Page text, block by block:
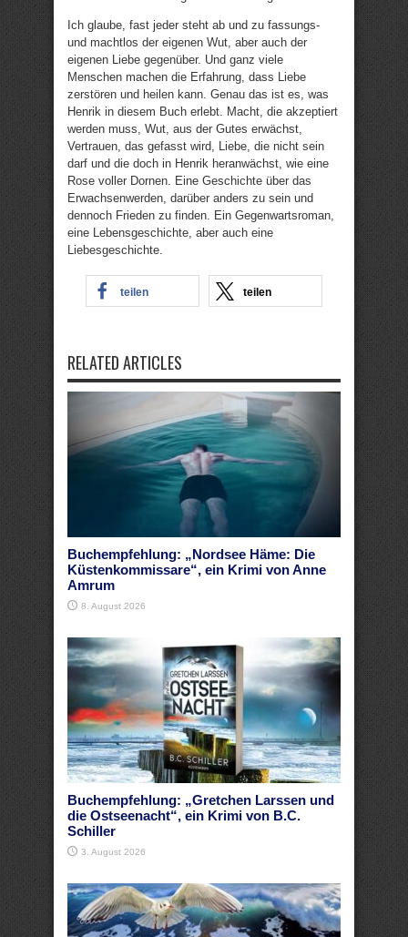
Ich glaube, fast jeder steht ab und zu fassungs-
und machtlos der eigenen Wut, aber auch der
eigenen Liebe gegenüber. Und ganz viele
Menschen machen die Erfahrung, dass Liebe
zerstören und heilen kann. Genau das ist es, was
Henrik in diesem Buch erlebt. Macht, die akzeptiert
werden muss, Wut, aus der Gutes erwächst,
Vertrauen, das gefasst wird, Liebe, die nicht sein
darf und die doch in Henrik heranwächst, wie eine
Rose voller Dornen. Eine Geschichte über das
Erwachsenwerden, darüber anders zu sein und
dennoch Frieden zu finden. Ein Gegenwartsroman,
eine Lebensgeschichte, aber auch eine
Liebesgeschichte.
teilen teilen
RELATED ARTICLES
Buchempfehlung: „Nordsee Häme: Die
Küstenkommissare“, ein Krimi von Anne
Amrum
8. August 2026
Buchempfehlung: „Gretchen Larssen und
die Ostseenacht“, ein Krimi von B.C.
Schiller
3. August 2026